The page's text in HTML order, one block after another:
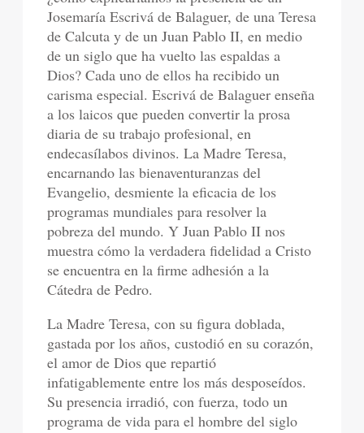
Josemaría Escrivá de Balaguer, de una Teresa
de Calcuta y de un Juan Pablo II, en medio
de un siglo que ha vuelto las espaldas a
Dios? Cada uno de ellos ha recibido un
carisma especial. Escrivá de Balaguer enseña
a los laicos que pueden convertir la prosa
diaria de su trabajo profesional, en
endecasílabos divinos. La Madre Teresa,
encarnando las bienaventuranzas del
Evangelio, desmiente la eficacia de los
programas mundiales para resolver la
pobreza del mundo. Y Juan Pablo II nos
muestra cómo la verdadera fidelidad a Cristo
se encuentra en la firme adhesión a la
Cátedra de Pedro.
La Madre Teresa, con su figura doblada,
gastada por los años, custodió en su corazón,
el amor de Dios que repartió
infatigablemente entre los más desposeídos.
Su presencia irradió, con fuerza, todo un
programa de vida para el hombre del siglo